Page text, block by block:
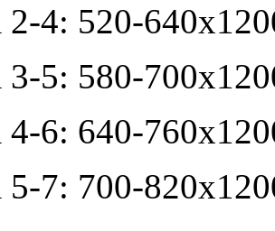
2-4: 520-
3-5: 580-
4-6: 640-
5-7: 700-